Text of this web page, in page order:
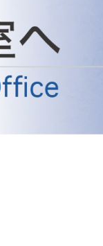
教育・子育て
防災・安全
課